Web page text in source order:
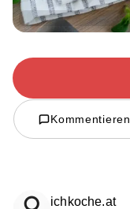
Kommentieren
ichkoche.at